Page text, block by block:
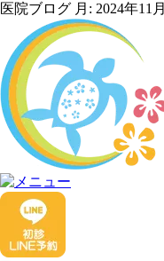
医院ブログ 月: 2024年11月